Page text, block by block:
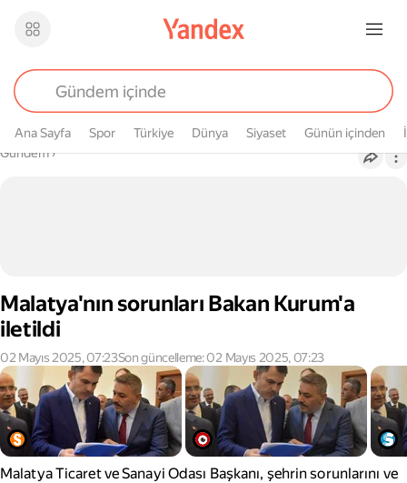
Ana Sayfa Spor Türkiye Dünya Siyaset Günün içinden
Buradasın
Gündem›
Malatya'nın sorunları Bakan Kurum'a
iletildi
02 Mayıs 2025, 07:23Son güncelleme: 02 Mayıs 2025, 07:23
Malatya Ticaret ve Sanayi Odası Başkanı, şehrin sorunlarını ve